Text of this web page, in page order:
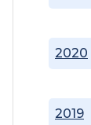
2019
2020